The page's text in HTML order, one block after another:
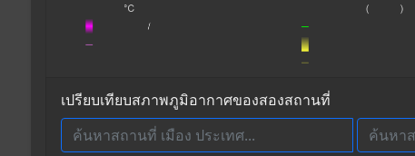
เปรียบเทียบสภาพภูมิอากาศของสองสถานที่